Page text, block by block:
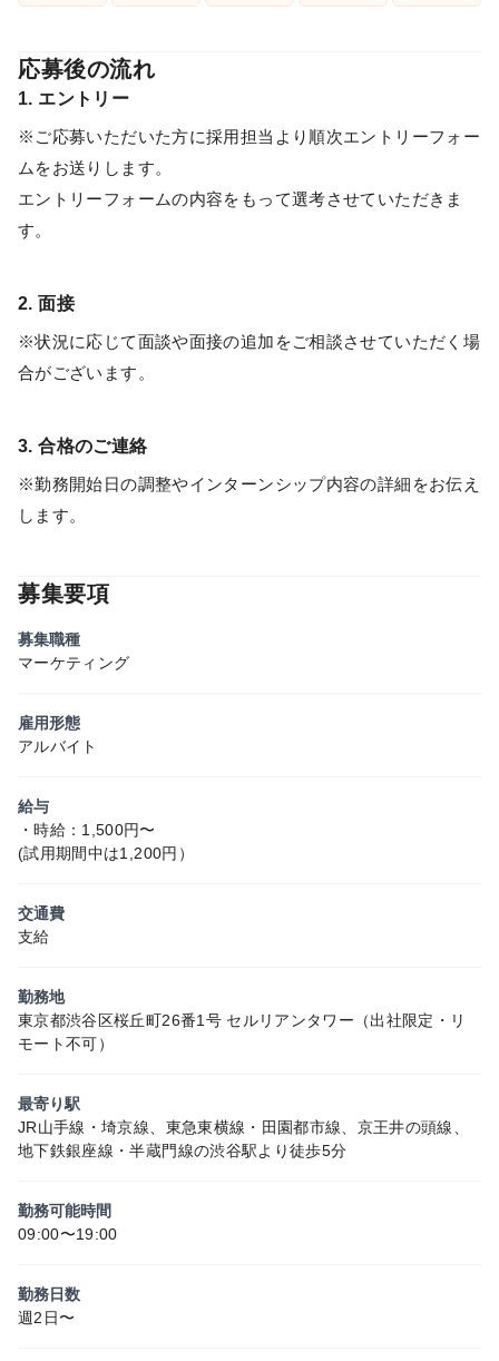
応募後の流れ
1. エントリー
※ご応募いただいた方に採用担当より順次エントリーフォー
ムをお送りします。
エントリーフォームの内容をもって選考させていただきま
す。
2. 面接
※状況に応じて面談や面接の追加をご相談させていただく場
合がございます。
3. 合格のご連絡
※勤務開始日の調整やインターンシップ内容の詳細をお伝え
します。
募集要項
募集職種
マーケティング
雇用形態
アルバイト
給与
・時給：1,500円〜
(試用期間中は1,200円）
交通費
支給
勤務地
東京都渋谷区桜丘町26番1号 セルリアンタワー（出社限定・リ
モート不可）
最寄り駅
JR山手線・埼京線、東急東横線・田園都市線、京王井の頭線、
地下鉄銀座線・半蔵門線の渋谷駅より徒歩5分
勤務可能時間
09:00〜19:00
勤務日数
週2日〜